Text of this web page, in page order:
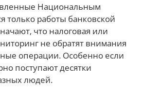
Национальным
только работы банковской
что налоговая или
не обратят внимания
операции. Особенно если
поступают десятки
людей.